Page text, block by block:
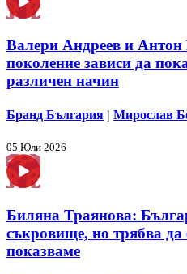
Валери Андреев и
поколение зависи да
различен начин
Бранд България | Мирослав
05 Юли 2026
Биляна Траянова:
съкровище, но трябва да
показваме